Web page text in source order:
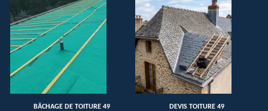
BÂCHAGE DE TOITURE 49 DEVIS TOITURE 49